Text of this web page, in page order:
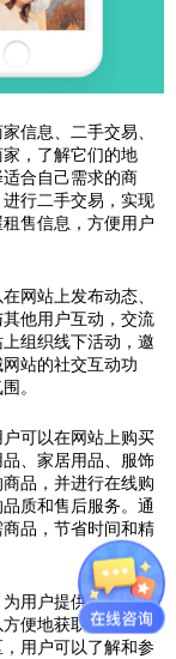
信息、二手交易、
，了解它们的地
合自己需求的商
行二手交易，实现
售信息，方便用户
网站上发布动态、
他用户互动，交流
组织线下活动，邀
站的社交互动功
。
可以在网站上购买
、家居用品、服饰
品，并进行在线购
质和售后服务。通
品，节省时间和精
用户提供全方位的
便地获取生活信
用户可以了解和参